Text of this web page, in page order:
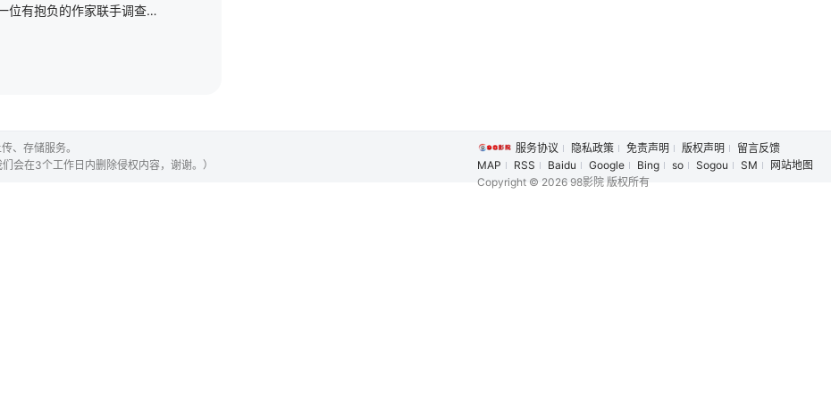
一位畅销小说家和一位有抱负的作家联手调查她朋友的谋杀案，在寻找凶手的过程中，她们结成了意想不到的伙伴关系。
服务协议 隐私政策 免责声明 版权声明
留言反馈
MAP
RSS Baidu Google Bing so Sogou SM
网站地图
Copyright © 2026 98影院 版权所有
、存储服务。
会在3个工作日内删除侵权内容，谢谢。）